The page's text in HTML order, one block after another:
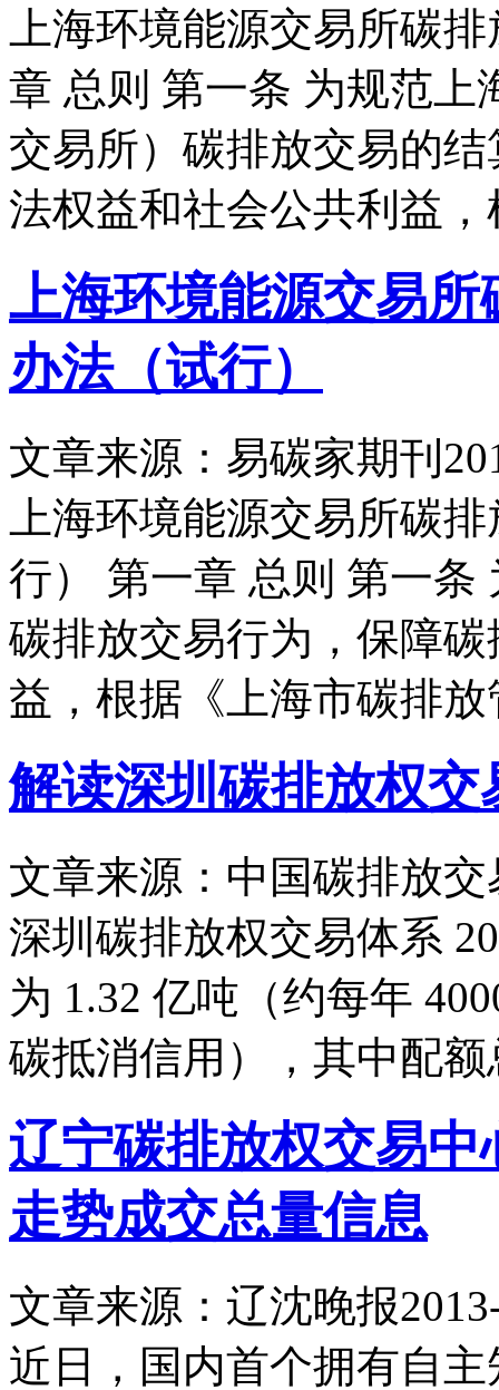
上海环境能源交易所碳
章 总则 第一条 为规范上
交易所）碳排放交易的
法权益和社会公共利益，
上海环境能源交易
办法（试行）
文章来源：易碳家期刊
上海环境能源交易所碳
行） 第一章 总则 第一条
碳排放交易行为，保障
益，根据《上海市碳排放
解读深圳碳排放权
文章来源：中国碳排放交
深圳碳排放权交易体系
为 1.32 亿吨（约每年
碳抵消信用），其中配额
辽宁碳排放权交易
走势成交总量信息
文章来源：辽沈晚报
近日，国内首个拥有自